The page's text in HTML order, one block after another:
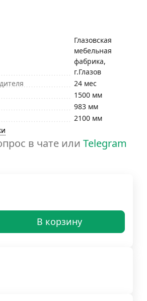
Глазовская
мебельная
фабрика,
г.Глазов
24 мес
1500 мм
983 мм
2100 мм
в чате или Telegram
В корзину